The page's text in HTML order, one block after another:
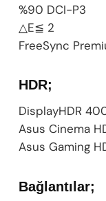
%90 DCI-P3
△E≦ 2
FreeSync
HDR;
DisplayHDR
Asus Cinema
Asus Gaming
Bağlantılar;